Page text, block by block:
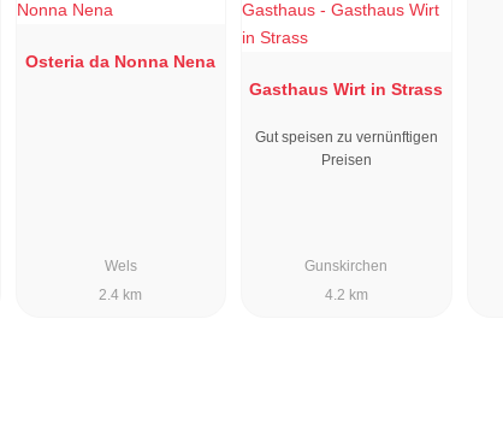
Osteria da Nonna Nena
Wels
2.4 km
Gasthaus Wirt in Strass
Gut speisen zu vernünftigen
Preisen
Gunskirchen
4.2 km